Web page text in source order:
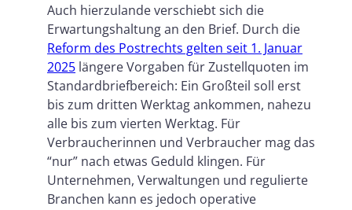
Auch hierzulande verschiebt sich die
Erwartungshaltung an den Brief. Durch die
Reform des Postrechts gelten seit 1. Januar
2025 längere Vorgaben für Zustellquoten im
Standardbriefbereich: Ein Großteil soll erst
bis zum dritten Werktag ankommen, nahezu
alle bis zum vierten Werktag. Für
Verbraucherinnen und Verbraucher mag das
“nur” nach etwas Geduld klingen. Für
Unternehmen, Verwaltungen und regulierte
Branchen kann es jedoch operative